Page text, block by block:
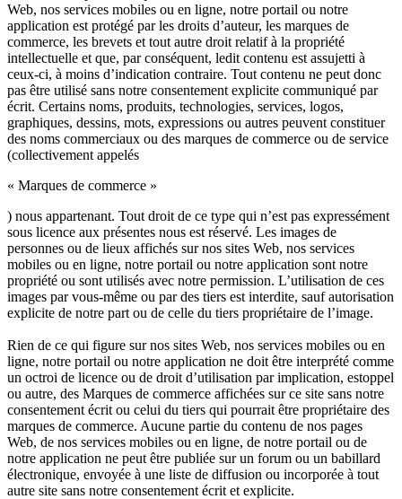
Web, nos services mobiles ou en ligne, notre portail ou notre
application est protégé par les droits d’auteur, les marques de
commerce, les brevets et tout autre droit relatif à la propriété
intellectuelle et que, par conséquent, ledit contenu est assujetti à
ceux-ci, à moins d’indication contraire. Tout contenu ne peut donc
pas être utilisé sans notre consentement explicite communiqué par
écrit. Certains noms, produits, technologies, services, logos,
graphiques, dessins, mots, expressions ou autres peuvent constituer
des noms commerciaux ou des marques de commerce ou de service
(collectivement appelés
« Marques de commerce »
) nous appartenant. Tout droit de ce type qui n’est pas expressément
sous licence aux présentes nous est réservé. Les images de
personnes ou de lieux affichés sur nos sites Web, nos services
mobiles ou en ligne, notre portail ou notre application sont notre
propriété ou sont utilisés avec notre permission. L’utilisation de ces
images par vous-même ou par des tiers est interdite, sauf autorisation
explicite de notre part ou de celle du tiers propriétaire de l’image.
Rien de ce qui figure sur nos sites Web, nos services mobiles ou en
ligne, notre portail ou notre application ne doit être interprété comme
un octroi de licence ou de droit d’utilisation par implication, estoppel
ou autre, des Marques de commerce affichées sur ce site sans notre
consentement écrit ou celui du tiers qui pourrait être propriétaire des
marques de commerce. Aucune partie du contenu de nos pages
Web, de nos services mobiles ou en ligne, de notre portail ou de
notre application ne peut être publiée sur un forum ou un babillard
électronique, envoyée à une liste de diffusion ou incorporée à tout
autre site sans notre consentement écrit et explicite.